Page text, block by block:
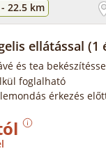
22.5 km
ellátással (1
és tea
foglalható
érkezés